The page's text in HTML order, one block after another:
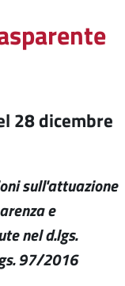
28 dicembre
sull'attuazione
e
nel d.lgs.
97/2016